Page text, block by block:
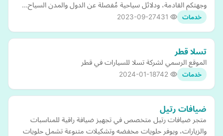
وجهتكم القادمة، ودلائل سياحية مُفصلة عن الدول والمدن السياح…
خدمات 2023-09-27
تسلا قطر
الموقع الرسمي لشركة تسلا للسيارات في قطر
خدمات 2024-01-18
ضيافات رتيل
متجر ضيافات رتيل متخصص في تجهيز ضيافة راقية للمناسبات
والزيارات، ويوفر حلويات مخفضه وتشكيلات متنوعة تشمل حلويات